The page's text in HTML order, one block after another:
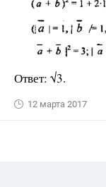
Ответ: √3.
12 марта 2017